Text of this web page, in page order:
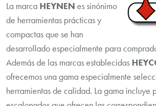
La marca HEYNEN es sinónimo
de herramientas prácticas y
compactas que se han
desarrollado especialmente para
Además de las marcas establecidas
ofrecemos una gama especialmente
herramientas de calidad. La gama incluye